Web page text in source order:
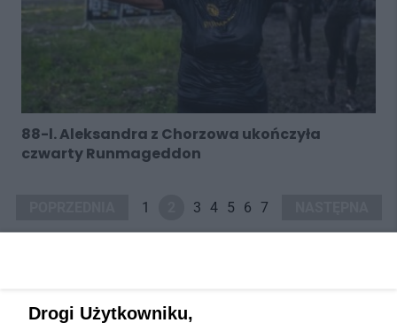
88-l. Aleksandra z Chorzowa ukończyła
czwarty Runmageddon
1 3 4 5 6 7
Drogi Użytkowniku,